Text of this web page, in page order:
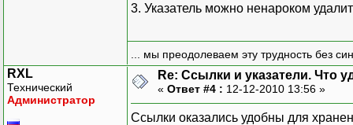
3. Указатель можно ненароком
... мы преодолеваем эту трудность без
RXL
Технический
Администратор
Re: Ссылки и указатели. Что
« Ответ #4 : 12-12-2010 13:56 »
Ссылки оказались удобны для